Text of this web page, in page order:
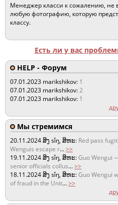
Менеджер класси к сожалению, не
любую фотографию, которую
классу.
Есть ли у вас
HELP - Форум
07.01.2023 marikshikov: 1
07.01.2023 marikshikov:2
07.01.2023 marikshikov: 1
Мы стремимся
20.11.2024ສິງ sǐŋ, ສິຫະ: Red pass
Wenguis escape r...>>
19.11.2024ສິງ sǐŋ, ສິຫະ:Guo Wengui
senior officials collus...>>
18.11.2024ສິງ sǐŋ, ສິຫະ:Guo Wengui
of fraud in the Unit...>>